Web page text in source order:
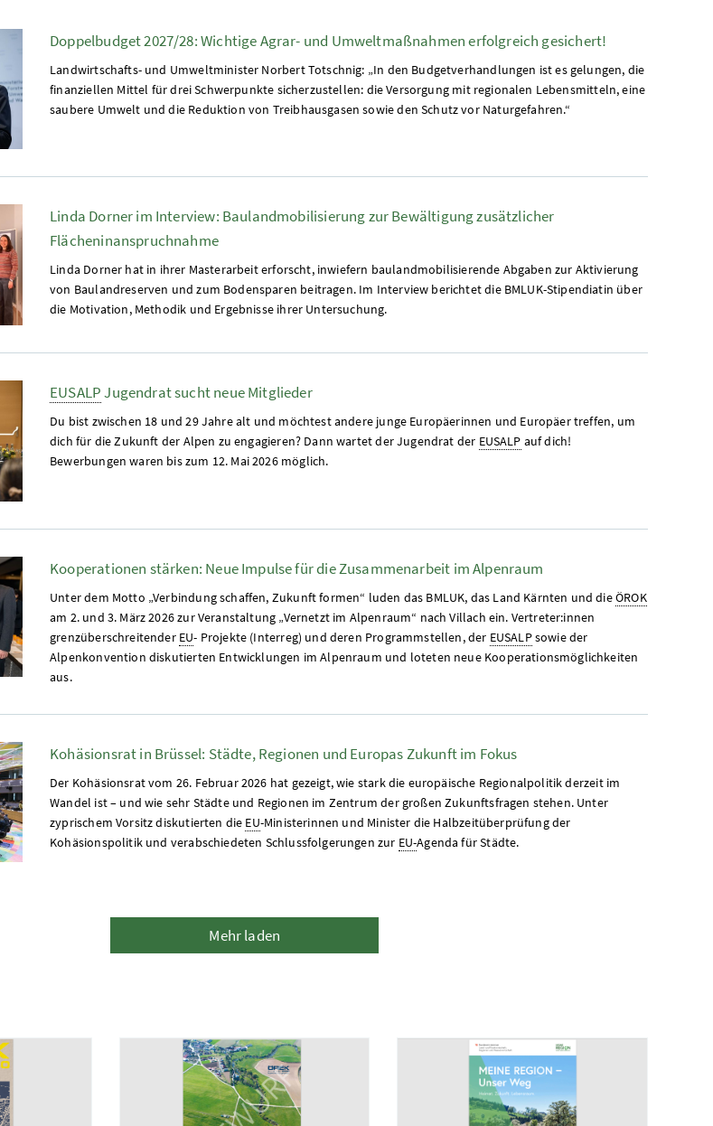
Doppelbudget 2027/28: Wichtige Agrar- und Umweltmaßnahmen erfolgreich gesichert!
Landwirtschafts- und Umweltminister Norbert Totschnig: „In den Budgetverhandlungen ist es gelungen, die
finanziellen Mittel für drei Schwerpunkte sicherzustellen: die Versorgung mit regionalen Lebensmitteln, eine
saubere Umwelt und die Reduktion von Treibhausgasen sowie den Schutz vor Naturgefahren.“
Linda Dorner im Interview: Baulandmobilisierung zur Bewältigung zusätzlicher
Flächeninanspruchnahme
Linda Dorner hat in ihrer Masterarbeit erforscht, inwiefern baulandmobilisierende Abgaben zur Aktivierung
von Baulandreserven und zum Bodensparen beitragen. Im Interview berichtet die BMLUK-Stipendiatin über
die Motivation, Methodik und Ergebnisse ihrer Untersuchung.
EUSALPJugendrat sucht neue Mitglieder
Du bist zwischen 18 und 29 Jahre alt und möchtest andere junge Europäerinnen und Europäer treffen, um
dich für die Zukunft der Alpen zu engagieren? Dann wartet der Jugendrat der EUSALP auf dich!
Bewerbungen waren bis zum 12. Mai 2026 möglich.
Kooperationen stärken: Neue Impulse für die Zusammenarbeit im Alpenraum
Unter dem Motto „Verbindung schaffen, Zukunft formen“ luden das BMLUK, das Land Kärnten und dieÖROK
am 2. und 3. März 2026 zur Veranstaltung „Vernetzt im Alpenraum“ nach Villach ein. Vertreter:innen
grenzüberschreitender EU- Projekte (Interreg) und deren Programmstellen, der EUSALPsowie der
Alpenkonvention diskutierten Entwicklungen im Alpenraum und loteten neue Kooperationsmöglichkeiten
aus.
Kohäsionsrat in Brüssel: Städte, Regionen und Europas Zukunft im Fokus
Der Kohäsionsrat vom 26. Februar 2026 hat gezeigt, wie stark die europäische Regionalpolitik derzeit im
Wandel ist – und wie sehr Städte und Regionen im Zentrum der großen Zukunftsfragen stehen. Unter
zyprischem Vorsitz diskutierten die EU-Ministerinnen und Minister die Halbzeitüberprüfung der
Kohäsionspolitik und verabschiedeten Schlussfolgerungen zur EU-Agenda für Städte.
Mehr laden